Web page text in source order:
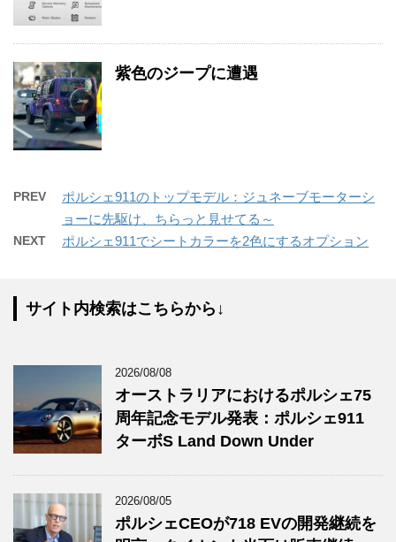
紫色のジープに遭遇
PREV
ポルシェ911のトップモデル：ジュネーブモーターシ
ョーに先駆け、ちらっと見せてる～
NEXT ポルシェ911でシートカラーを2色にするオプション
サイト内検索はこちらから↓
2026/08/08
オーストラリアにおけるポルシェ75
周年記念モデル発表：ポルシェ911
ターボS Land Down Under
2026/08/05
ポルシェCEOが718 EVの開発継続を